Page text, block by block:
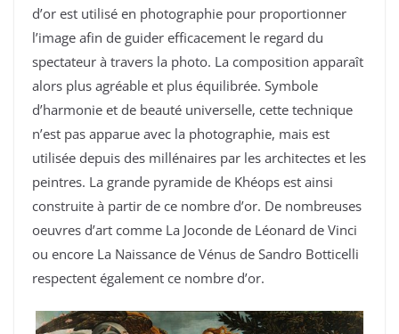
d’or est utilisé en photographie pour proportionner
l’image afin de guider efficacement le regard du
spectateur à travers la photo. La composition apparaît
alors plus agréable et plus équilibrée. Symbole
d’harmonie et de beauté universelle, cette technique
n’est pas apparue avec la photographie, mais est
utilisée depuis des millénaires par les architectes et les
peintres. La grande pyramide de Khéops est ainsi
construite à partir de ce nombre d’or. De nombreuses
oeuvres d’art comme La Joconde de Léonard de Vinci
ou encore La Naissance de Vénus de Sandro Botticelli
respectent également ce nombre d’or.